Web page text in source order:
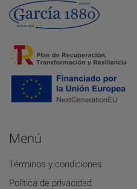
Menú
Términos y condiciones
Política de privacidad